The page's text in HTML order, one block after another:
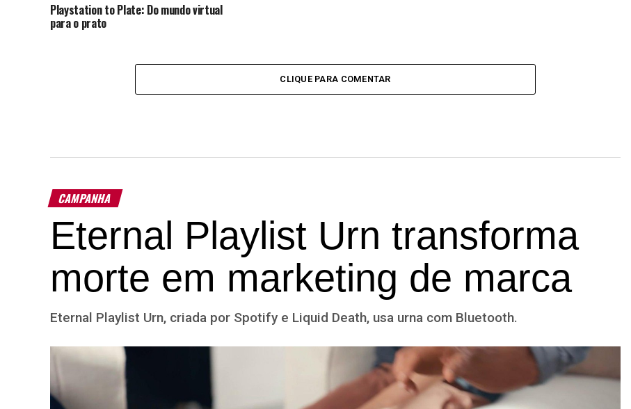
Playstation to Plate: Do mundo virtual
para o prato
CLIQUE PARA COMENTAR
CAMPANHA
Eternal Playlist Urn transforma
morte em marketing de marca
Eternal Playlist Urn, criada por Spotify e Liquid Death, usa urna com Bluetooth.